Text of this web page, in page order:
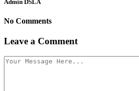
Admin DSLA
No Comments
Leave a Comment